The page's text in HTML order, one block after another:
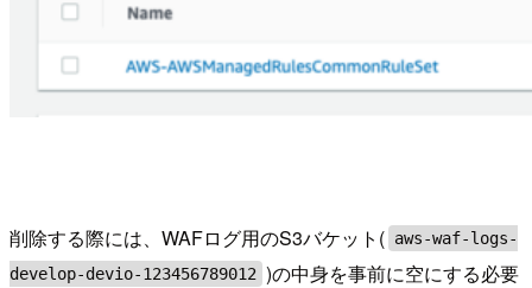
削除する際には、WAFログ用のS3バケット( aws-waf-logs-
develop-devio-123456789012 )の中身を事前に空にする必要